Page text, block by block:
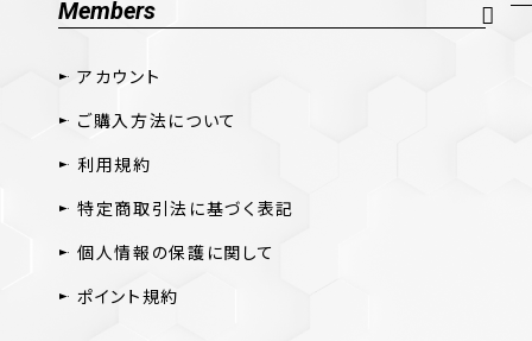
Members
アカウント
ご購入方法について
利用規約
特定商取引法に基づく表記
個人情報の保護に関して
ポイント規約